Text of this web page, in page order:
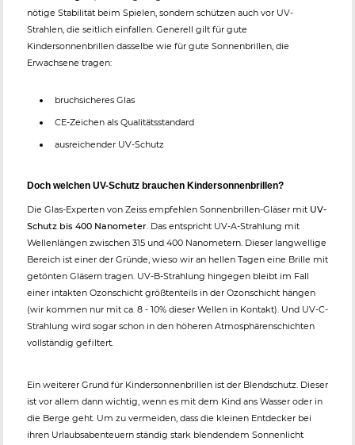
nötige Stabilität beim Spielen, sondern schützen auch vor UV-
Strahlen, die seitlich einfallen. Generell gilt für gute
Kindersonnenbrillen dasselbe wie für gute Sonnenbrillen, die
Erwachsene tragen:
bruchsicheres Glas
CE-Zeichen als Qualitätsstandard
ausreichender UV-Schutz
Doch welchen UV-Schutz brauchen Kindersonnenbrillen?
Die Glas-Experten von Zeiss empfehlen Sonnenbrillen-Gläser mit UV-
Schutz bis 400 Nanometer. Das entspricht UV-A-Strahlung mit
Wellenlängen zwischen 315 und 400 Nanometern. Dieser langwellige
Bereich ist einer der Gründe, wieso wir an hellen Tagen eine Brille mit
getönten Gläsern tragen. UV-B-Strahlung hingegen bleibt im Fall
einer intakten Ozonschicht größtenteils in der Ozonschicht hängen
(wir kommen nur mit ca. 8 - 10% dieser Wellen in Kontakt). Und UV-C-
Strahlung wird sogar schon in den höheren Atmosphärenschichten
vollständig gefiltert.
Ein weiterer Grund für Kindersonnenbrillen ist der Blendschutz. Dieser
ist vor allem dann wichtig, wenn es mit dem Kind ans Wasser oder in
die Berge geht. Um zu vermeiden, dass die kleinen Entdecker bei
ihren Urlaubsabenteuern ständig stark blendendem Sonnenlicht